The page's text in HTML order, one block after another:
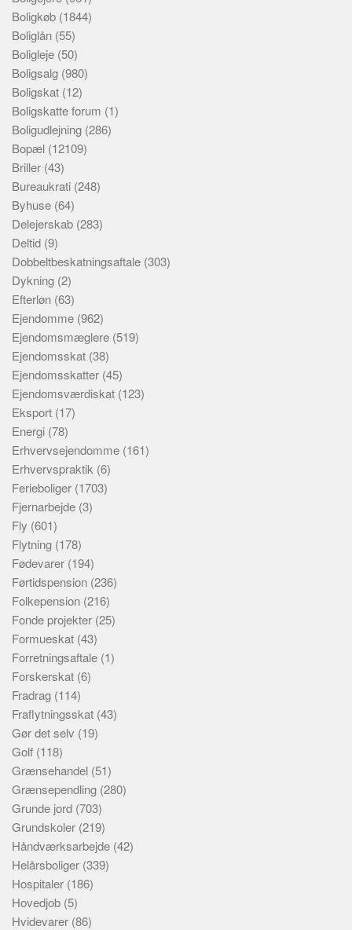
Boligkøb (1844)
Boliglån (55)
Boligleje (50)
Boligsalg (980)
Boligskat (12)
Boligskatte forum (1)
Boligudlejning (286)
Bopæl (12109)
Briller (43)
Bureaukrati (248)
Byhuse (64)
Delejerskab (283)
Deltid (9)
Dobbeltbeskatningsaftale (303)
Dykning (2)
Efterløn (63)
Ejendomme (962)
Ejendomsmæglere (519)
Ejendomsskat (38)
Ejendomsskatter (45)
Ejendomsværdiskat (123)
Eksport (17)
Energi (78)
Erhvervsejendomme (161)
Erhvervspraktik (6)
Ferieboliger (1703)
Fjernarbejde (3)
Fly (601)
Flytning (178)
Fødevarer (194)
Førtidspension (236)
Folkepension (216)
Fonde projekter (25)
Formueskat (43)
Forretningsaftale (1)
Forskerskat (6)
Fradrag (114)
Fraflytningsskat (43)
Gør det selv (19)
Golf (118)
Grænsehandel (51)
Grænsependling (280)
Grunde jord (703)
Grundskoler (219)
Håndværksarbejde (42)
Helårsboliger (339)
Hospitaler (186)
Hovedjob (5)
Hvidevarer (86)